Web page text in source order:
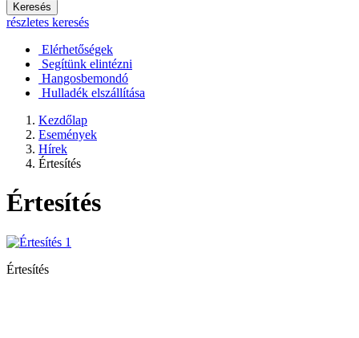
Keresés
részletes keresés
Elérhetőségek
Segítünk elintézni
Hangosbemondó
Hulladék elszállítása
Kezdőlap
Események
Hírek
Értesítés
Értesítés
Értesítés